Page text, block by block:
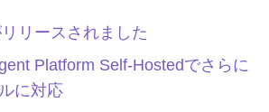
リースされました
Platform Self-Hostedでさらに
に対応